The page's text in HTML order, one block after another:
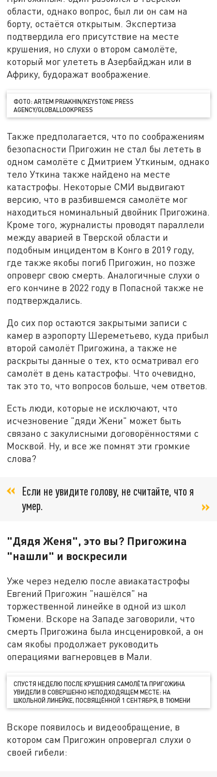
области, однако вопрос, был ли он сам на
борту, остаётся открытым. Экспертиза
подтвердила его присутствие на месте
крушения, но слухи о втором самолёте,
который мог улететь в Азербайджан или в
Африку, будоражат воображение.
ФОТО: ARTEM PRIAKHIN/KEYSTONE PRESS
AGENCY/GLOBALLOOKPRESS
Также предполагается, что по соображениям
безопасности Пригожин не стал бы лететь в
одном самолёте с Дмитрием Уткиным, однако
тело Уткина также найдено на месте
катастрофы. Некоторые СМИ выдвигают
версию, что в разбившемся самолёте мог
находиться номинальный двойник Пригожина.
Кроме того, журналисты проводят параллели
между аварией в Тверской области и
подобным инцидентом в Конго в 2019 году,
где также якобы погиб Пригожин, но позже
опроверг свою смерть. Аналогичные слухи о
его кончине в 2022 году в Попасной также не
подтверждались.
До сих пор остаются закрытыми записи с
камер в аэропорту Шереметьево, куда прибыл
второй самолёт Пригожина, а также не
раскрыты данные о тех, кто осматривал его
самолёт в день катастрофы. Что очевидно,
так это то, что вопросов больше, чем ответов.
Есть люди, которые не исключают, что
исчезновение "дяди Жени" может быть
связано с закулисными договорённостями с
Москвой. Ну, и все же помнят эти громкие
слова?
Если не увидите голову, не считайте, что я
умер.
"Дядя Женя", это вы? Пригожина
"нашли" и воскресили
Уже через неделю после авиакатастрофы
Евгений Пригожин "нашёлся" на
торжественной линейке в одной из школ
Тюмени. Вскоре на Западе заговорили, что
смерть Пригожина была инсценировкой, а он
сам якобы продолжает руководить
операциями вагнеровцев в Мали.
СПУСТЯ НЕДЕЛЮ ПОСЛЕ КРУШЕНИЯ САМОЛЁТА ПРИГОЖИНА
УВИДЕЛИ В СОВЕРШЕННО НЕПОДХОДЯЩЕМ МЕСТЕ: НА
ШКОЛЬНОЙ ЛИНЕЙКЕ, ПОСВЯЩЁННОЙ 1 СЕНТЯБРЯ, В ТЮМЕНИ
Вскоре появилось и видеообращение, в
котором сам Пригожин опровергал слухи о
своей гибели: